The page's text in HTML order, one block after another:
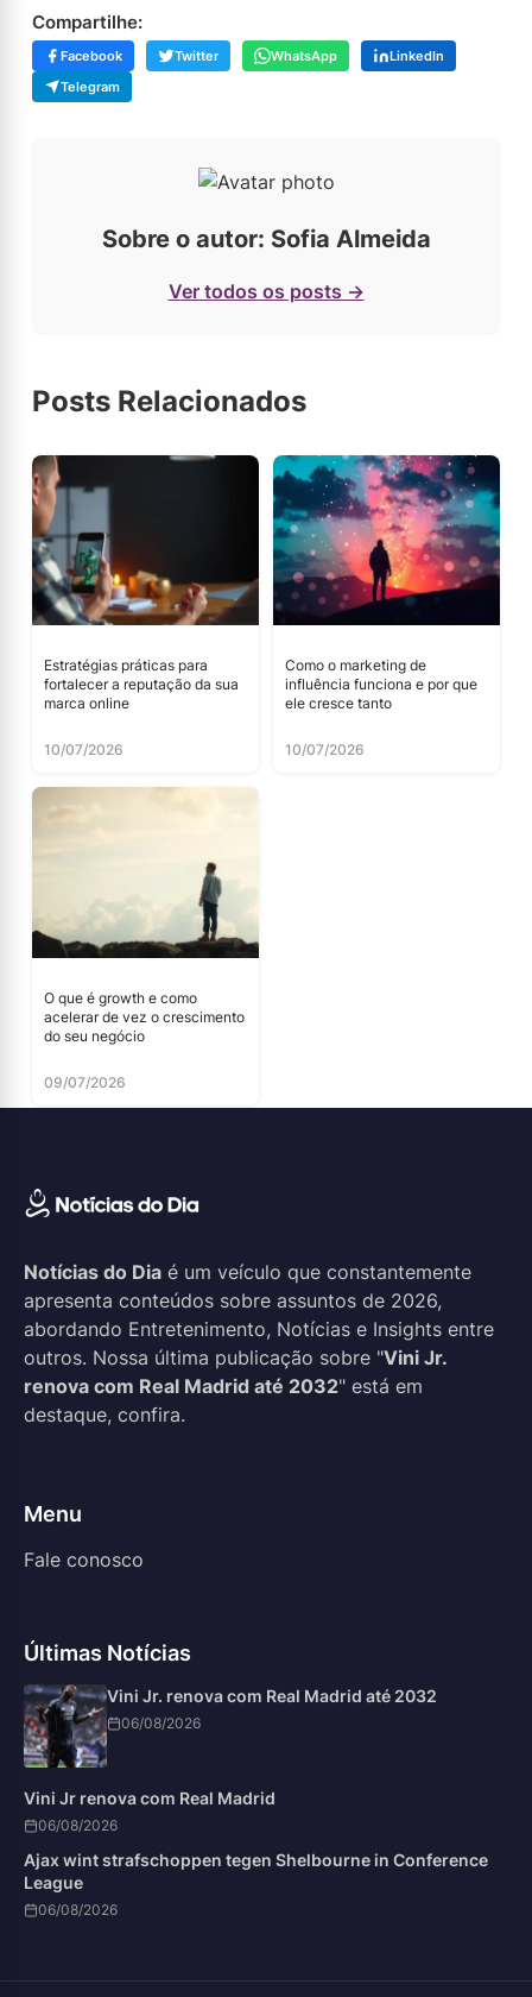
Compartilhe:
Facebook Twitter WhatsApp
LinkedIn
Telegram
Sobre o autor: Sofia Almeida
Ver todos os posts →
Posts Relacionados
Estratégias práticas para
fortalecer a reputação da sua
marca online
10/07/2026
Como o marketing de
influência funciona e por que
ele cresce tanto
10/07/2026
O que é growth e como
acelerar de vez o crescimento
do seu negócio
09/07/2026
Notícias do Dia é um veículo que constantemente
apresenta conteúdos sobre assuntos de 2026,
abordando Entretenimento, Notícias e Insights entre
outros. Nossa última publicação sobre "Vini Jr.
renova com Real Madrid até 2032" está em
destaque, confira.
Menu
Fale conosco
Últimas Notícias
Vini Jr. renova com Real Madrid até 2032
06/08/2026
Vini Jr renova com Real Madrid
06/08/2026
Ajax wint strafschoppen tegen Shelbourne in Conference
League
06/08/2026